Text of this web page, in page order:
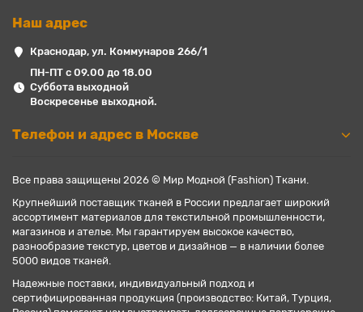
Наш адрес
Краснодар, ул. Коммунаров 266/1
ПН-ПТ с 09.00 до 18.00
Суббота выходной
Воскресенье выходной.
Телефон и адрес в Москве
Все права защищены 2026 © Мир Модной (Fashion) Ткани.
Крупнейший поставщик тканей в России предлагает широкий
ассортимент материалов для текстильной промышленности,
магазинов и ателье. Мы гарантируем высокое качество,
разнообразие текстур, цветов и дизайнов — в наличии более
5000 видов тканей.
Надежные поставки, индивидуальный подход и
сертифицированная продукция (производство: Китай, Турция,